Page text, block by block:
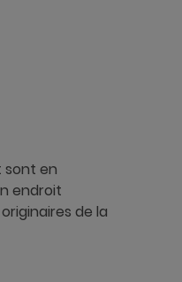
sont en
endroit
de la